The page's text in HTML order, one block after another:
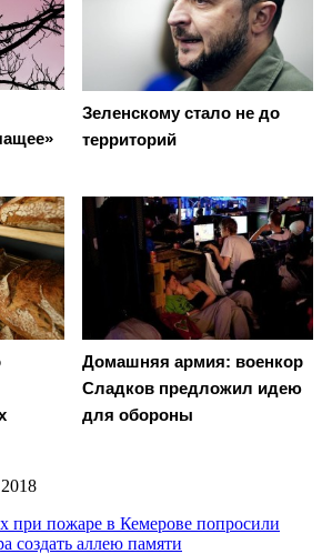
Зеленскому стало не до
территорий
Домашняя армия: военкор
Сладков предложил идею
для обороны
при пожаре в Кемерове попросили
создать аллею памяти